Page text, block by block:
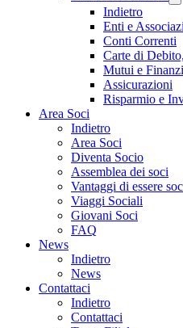
Indietro
Enti e
Conti Correnti
Carte di
Mutui e
Assicurazioni
Risparmio e
Area Soci
Indietro
Area Soci
Diventa Socio
Assemblea dei soci
Vantaggi di essere
Viaggi Sociali
Giovani Soci
FAQ
News
Indietro
News
Contattaci
Indietro
Contattaci